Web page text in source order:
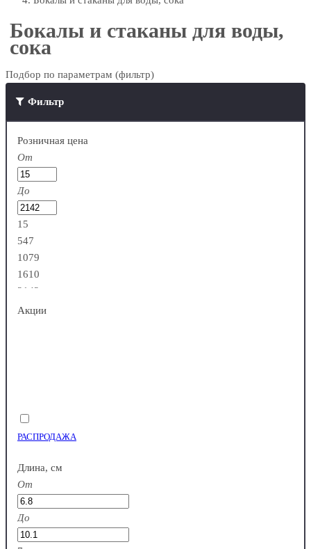
Бокалы и стаканы для воды,
сока
Подбор по параметрам (фильтр)
Фильтр
Розничная цена
От
До
15
547
1079
1610
2142
Акции
РАСПРОДАЖА
Длина, см
От
До